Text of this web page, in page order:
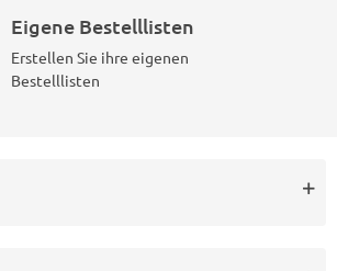
Eigene Bestelllisten
Erstellen Sie ihre eigenen
Bestelllisten